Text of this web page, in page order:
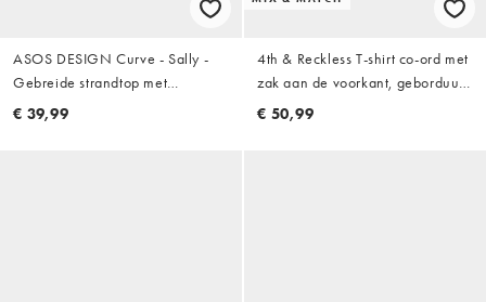
ASOS DESIGN Curve - Sally -
Gebreide strandtop met
knoopsluiting en zwart-witte
€ 39,99
4th & Reckless T-shirt co-ord met
zak aan de voorkant, geborduurd
logo, wijde mouwen en
€ 50,99